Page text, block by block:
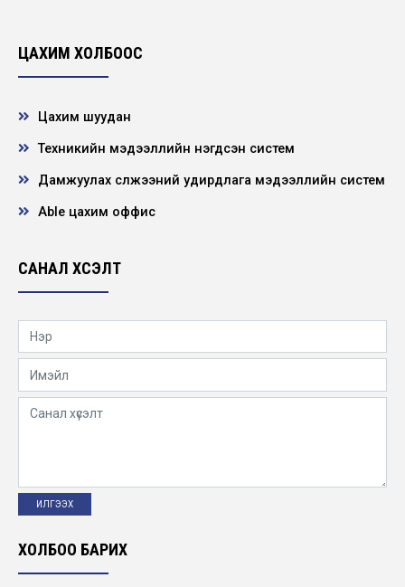
ЦАХИМ ХОЛБООС
Цахим шуудан
Техникийн мэдээллийн нэгдсэн систем
Дамжуулах сүлжээний удирдлага мэдээллийн систем
Able цахим оффис
САНАЛ ХҮСЭЛТ
ХОЛБОО БАРИХ